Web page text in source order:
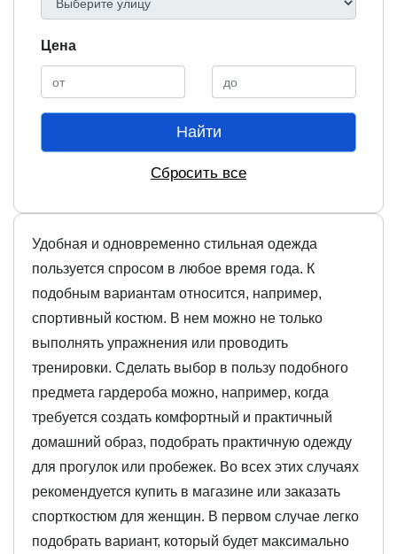
Цена
Найти
Сбросить все
Удобная и одновременно стильная одежда
пользуется спросом в любое время года. К
подобным вариантам относится, например,
спортивный костюм. В нем можно не только
выполнять упражнения или проводить
тренировки. Сделать выбор в пользу подобного
предмета гардероба можно, например, когда
требуется создать комфортный и практичный
домашний образ, подобрать практичную одежду
для прогулок или пробежек. Во всех этих случаях
рекомендуется купить в магазине или заказать
спорткостюм для женщин. В первом случае легко
подобрать вариант, который будет максимально